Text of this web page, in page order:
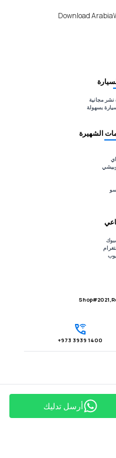
أرسل تدليك
Download
نشر مجانية
بسهولة
الشهيرة
1400 3939 973+